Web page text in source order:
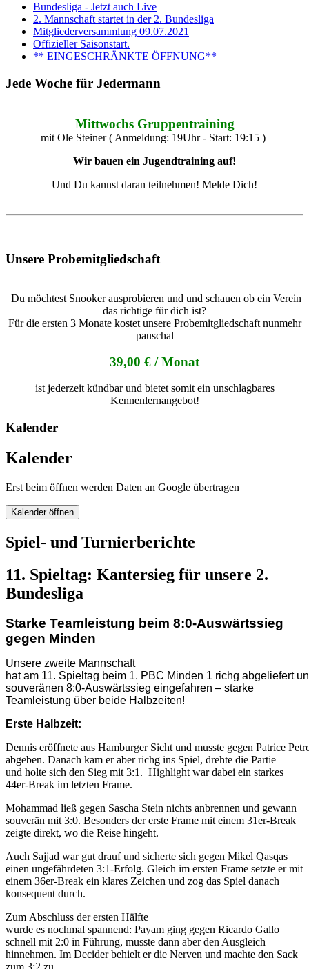
Bundesliga - Jetzt auch Live
2. Mannschaft startet in der 2. Bundesliga
Mitgliederversammlung 09.07.2021
Offizieller Saisonstart.
** EINGESCHRÄNKTE ÖFFNUNG**
Jede Woche für Jedermann
Mittwochs Gruppentraining
mit Ole Steiner ( Anmeldung: 19Uhr - Start: 19:15 )
Wir bauen ein Jugendtraining auf!
Und Du kannst daran teilnehmen! Melde Dich!
Unsere Probemitgliedschaft
Du möchtest Snooker ausprobieren und und schauen ob ein Verein
das richtige für dich ist?
Für die ersten 3 Monate kostet unsere Probemitgliedschaft nunmehr
pauschal
39,00 € / Monat
ist jederzeit kündbar und bietet somit ein unschlagbares
Kennenlernangebot!
Kalender
Kalender
Erst beim öffnen werden Daten an Google übertragen
Kalender öffnen
Spiel- und Turnierberichte
11. Spieltag: Kantersieg für unsere 2.
Bundesliga
Starke Teamleistung beim 8:0-Auswärtssieg
gegen Minden
Unsere zweite Mannschaft
hat am 11. Spieltag beim 1. PBC Minden 1 richg abgeliefert
souveränen 8:0-Auswärtssieg eingefahren – starke
Teamleistung über beide Halbzeiten!
Erste Halbzeit:
Dennis eröffnete aus Hamburger Sicht und musste gegen Patrice
abgeben. Danach kam er aber richg ins Spiel, drehte die Partie
und holte sich den Sieg mit 3:1. Highlight war dabei ein starkes
44er-Break im letzten Frame.
Mohammad ließ gegen Sascha Stein nichts anbrennen und gewann
souverän mit 3:0. Besonders der erste Frame mit einem 31er-Break
zeigte direkt, wo die Reise hingeht.
Auch Sajjad war gut drauf und sicherte sich gegen Mikel Qasqas
einen ungefährdeten 3:1-Erfolg. Gleich im ersten Frame setzte er mit
einem 36er-Break ein klares Zeichen und zog das Spiel danach
konsequent durch.
Zum Abschluss der ersten Hälfte
wurde es nochmal spannend: Payam ging gegen Ricardo Gallo
schnell mit 2:0 in Führung, musste dann aber den Ausgleich
hinnehmen. Im Decider behielt er die Nerven und machte den Sack